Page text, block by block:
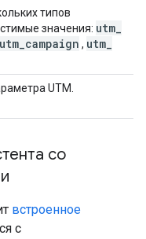
типов
значения: utm
utm campaign , utm
UTM.
со
встроенное
с